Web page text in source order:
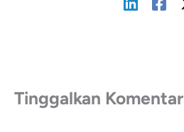
Tinggalkan Komentar